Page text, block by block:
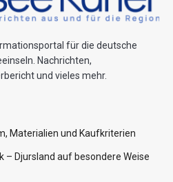
für die deutsche
Nachrichten,
und vieles mehr.
Materialien und Kaufkriterien
– Djursland auf besondere Weise